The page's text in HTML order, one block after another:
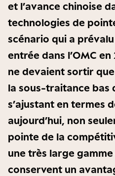
et l’avance chinoise
technologies de
scénario qui a
entrée dans l’OMC
ne devaient sortir
la sous-traitance bas
s’ajustant en termes
aujourd’hui, non
pointe de la
une très large
conservent un